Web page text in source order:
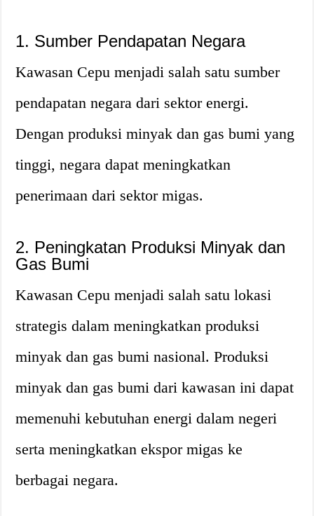
1. Sumber Pendapatan Negara
Kawasan Cepu menjadi salah satu sumber
pendapatan negara dari sektor energi.
Dengan produksi minyak dan gas bumi yang
tinggi, negara dapat meningkatkan
penerimaan dari sektor migas.
2. Peningkatan Produksi Minyak dan
Gas Bumi
Kawasan Cepu menjadi salah satu lokasi
strategis dalam meningkatkan produksi
minyak dan gas bumi nasional. Produksi
minyak dan gas bumi dari kawasan ini dapat
memenuhi kebutuhan energi dalam negeri
serta meningkatkan ekspor migas ke
berbagai negara.